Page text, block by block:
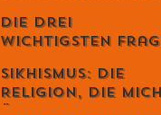
Die drei
wichtigsten
Sikhismus: Die
Religion, die